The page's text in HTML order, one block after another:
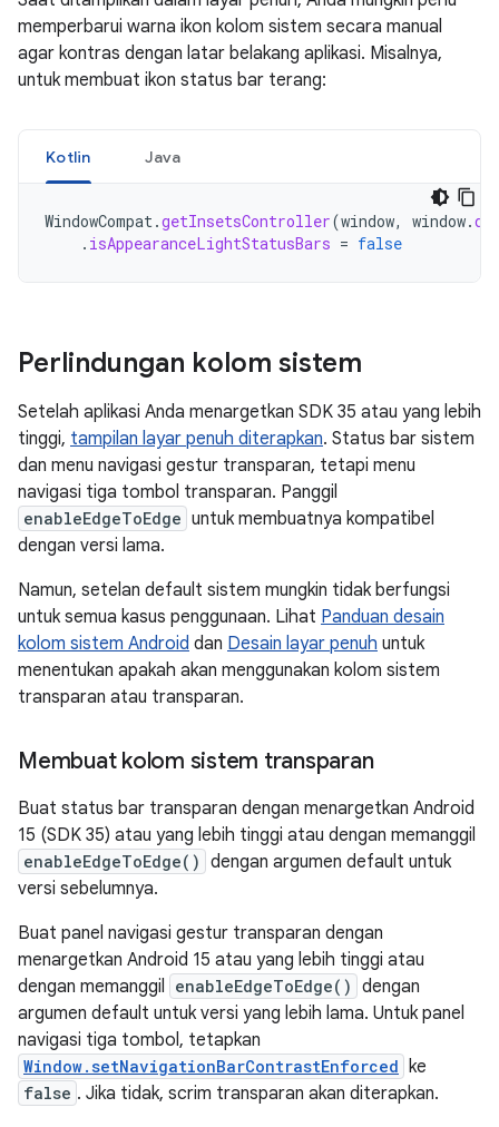
memperbarui warna ikon kolom sistem secara manual
agar kontras dengan latar belakang aplikasi. Misalnya,
untuk membuat ikon status bar terang:
Kotlin Java
WindowCompat.getInsetsController(window, window.
. isAppearanceLightStatusBars = false
Perlindungan kolom sistem
Setelah aplikasi Anda menargetkan SDK 35 atau yang lebih
tinggi, tampilan layar penuh diterapkan. Status bar sistem
dan menu navigasi gestur transparan, tetapi menu
navigasi tiga tombol transparan. Panggil
enableEdgeToEdge untuk membuatnya kompatibel
dengan versi lama.
Namun, setelan default sistem mungkin tidak berfungsi
untuk semua kasus penggunaan. Lihat Panduan desain
kolom sistem Android dan Desain layar penuh untuk
menentukan apakah akan menggunakan kolom sistem
transparan atau transparan.
Membuat kolom sistem transparan
Buat status bar transparan dengan menargetkan Android
15 (SDK 35) atau yang lebih tinggi atau dengan memanggil
enableEdgeToEdge() dengan argumen default untuk
versi sebelumnya.
Buat panel navigasi gestur transparan dengan
menargetkan Android 15 atau yang lebih tinggi atau
dengan memanggil enableEdgeToEdge() dengan
argumen default untuk versi yang lebih lama. Untuk panel
navigasi tiga tombol, tetapkan
Window.setNavigationBarContrastEnforced ke
false . Jika tidak, scrim transparan akan diterapkan.